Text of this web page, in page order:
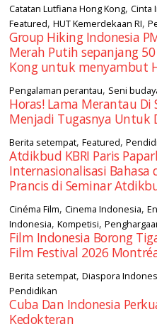
Catatan Lutfiana Hong Kong,Cinta
Featured,HUT Kemerdekaan RI,
Group Hiking Indonesia
Merah Putih sepanjang
Kong untuk menyambut
Pengalaman perantau, Seni
Horas! Lama Merantau Di
Menjadi Tugasnya Untuk
Berita setempat,Featured,
Atdikbud KBRI Paris
Internasionalisasi Bahasa
Prancis di Seminar
Cinéma Film,Cinema Indonesia,
Indonesia,Kompetisi,
Film Indonesia Borong
Film Festival 2026
Berita setempat,Diaspora
Pendidikan
Cuba Dan Indonesia
Kedokteran